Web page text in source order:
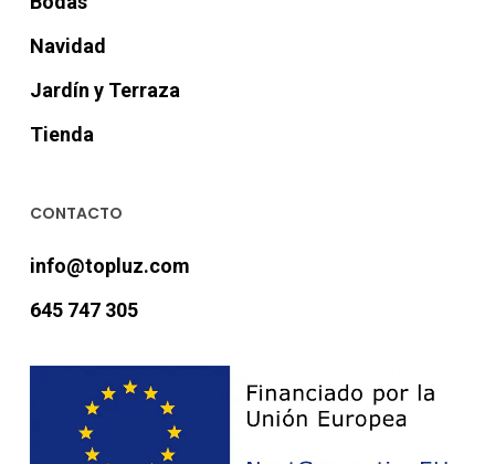
Navidad
Jardín y Terraza
Tienda
CONTACTO
info@topluz.com
645 747 305